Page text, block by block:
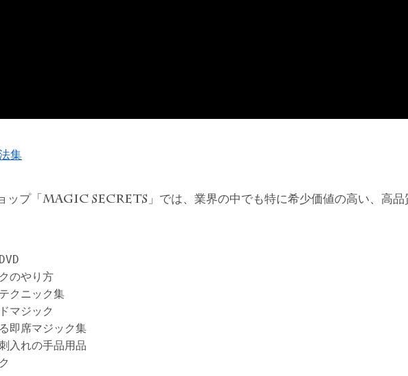
集
ップ「 MAGIC SECRETS 」では、業界の中でも特に希少価値の高い、高
のやり方
クニック集
マジック
即席マジック集
入れの手品用品